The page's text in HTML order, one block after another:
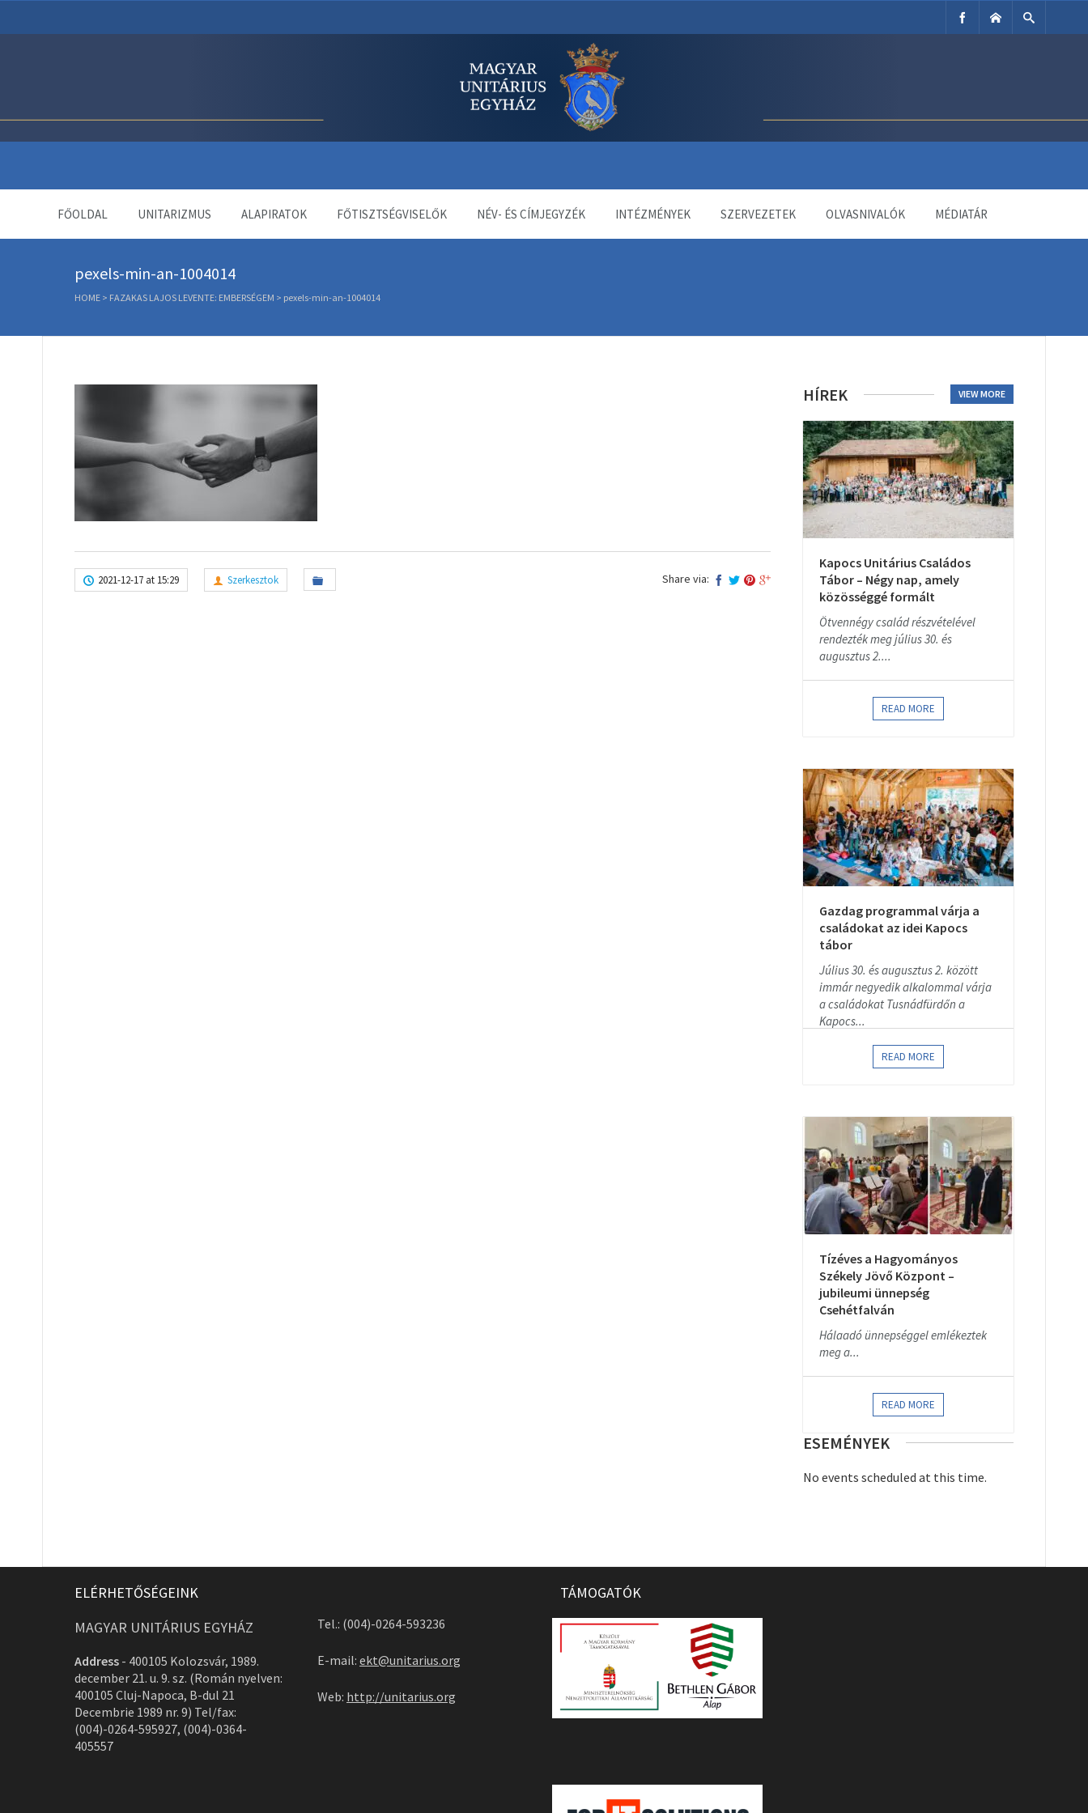
FŐOLDAL UNITARIZMUS ALAPIRATOK FŐTISZTSÉGVISELŐK NÉV- ÉS CÍMJEGYZÉK INTÉZMÉNYEK SZERVEZETEK OLVASNIVALÓK MÉDIATÁR
pexels-min-an-1004014
HOME > FAZAKAS LAJOS LEVENTE: EMBERSÉGEM > pexels-min-an-1004014
2021-12-17 at 15:29 Szerkesztok Share via:
HÍREK VIEW MORE
Kapocs Unitárius Családos
Tábor – Négy nap, amely
közösséggé formált
Ötvennégy család részvételével
rendezték meg július 30. és
augusztus 2....
READ MORE
Gazdag programmal várja a
családokat az idei Kapocs
tábor
Július 30. és augusztus 2. között
immár negyedik alkalommal várja
a családokat Tusnádfürdőn a
Kapocs...
READ MORE
Tízéves a Hagyományos
Székely Jövő Központ –
jubileumi ünnepség
Csehétfalván
Hálaadó ünnepséggel emlékeztek
meg a...
READ MORE
ESEMÉNYEK
No events scheduled at this time.
ELÉRHETŐSÉGEINK
MAGYAR UNITÁRIUS EGYHÁZ
Address - 400105 Kolozsvár, 1989.
december 21. u. 9. sz. (Román nyelven:
400105 Cluj-Napoca, B-dul 21
Decembrie 1989 nr. 9) Tel/fax:
(004)-0264-595927, (004)-0364-
405557
Tel.: (004)-0264-593236
E-mail: ekt@unitarius.org
Web: http://unitarius.org
TÁMOGATÓK